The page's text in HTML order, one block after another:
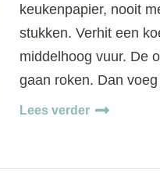
keukenpapier, nooit
stukken. Verhit een
middelhoog vuur. De
gaan roken. Dan
Lees verder